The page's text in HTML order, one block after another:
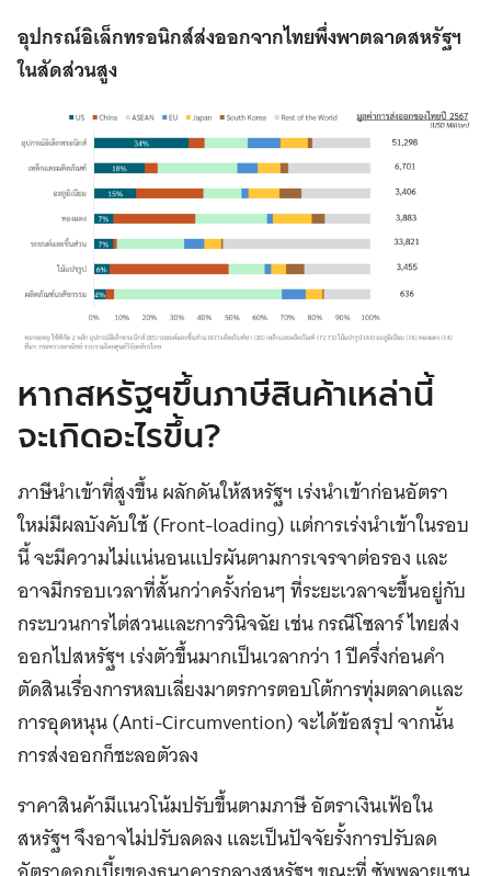
อุปกรณ์อิเล็กทรอนิกส์ส่งออกจากไทยพึ่งพาตลาดสหรัฐฯ
ในสัดส่วนสูง
หากสหรัฐฯขึ้นภาษีสินค้าเหล่านี้
จะเกิดอะไรขึ้น?
ภาษีนำเข้าที่สูงขึ้น ผลักดันให้สหรัฐฯ เร่งนำเข้าก่อนอัตรา
ใหม่มีผลบังคับใช้ (Front-loading) แต่การเร่งนำเข้าในรอบ
นี้ จะมีความไม่แน่นอนแปรผันตามการเจรจาต่อรอง และ
อาจมีกรอบเวลาที่สั้นกว่าครั้งก่อนๆ ที่ระยะเวลาจะขึ้นอยู่กับ
กระบวนการไต่สวนและการวินิจฉัย เช่น กรณีโซลาร์ ไทยส่ง
ออกไปสหรัฐฯ เร่งตัวขึ้นมากเป็นเวลากว่า 1 ปีครึ่งก่อนคำ
ตัดสินเรื่องการหลบเลี่ยงมาตรการตอบโต้การทุ่มตลาดและ
การอุดหนุน (Anti-Circumvention) จะได้ข้อสรุป จากนั้น
การส่งออกก็ชะลอตัวลง
ราคาสินค้ามีแนวโน้มปรับขึ้นตามภาษี อัตราเงินเฟ้อใน
สหรัฐฯ จึงอาจไม่ปรับลดลง และเป็นปัจจัยรั้งการปรับลด